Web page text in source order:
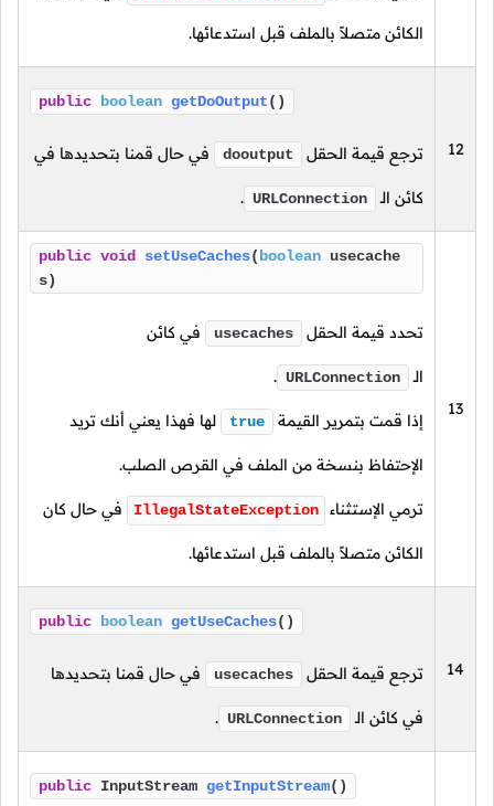
الكائن متصلاً بالملف قبل استدعائها.
12
public boolean getDoOutput()
ترجع قيمة الحقل dooutput في حال قمنا بتحديدها في
كائن الـ URLConnection
.
13
public void setUseCaches( boolean usecache
s)
تحدد قيمة الحقل usecaches في كائن
الـ URLConnection
.
إذا قمت بتمرير القيمة true لها فهذا يعني أنك تريد
الإحتفاظ بنسخة من الملف في القرص الصلب.
ترمي الإستثناء IllegalStateException في حال كان
الكائن متصلاً بالملف قبل استدعائها.
14
public boolean getUseCaches()
ترجع قيمة الحقل usecaches في حال قمنا بتحديدها
في كائن الـ URLConnection
.
public InputStream getInputStream()